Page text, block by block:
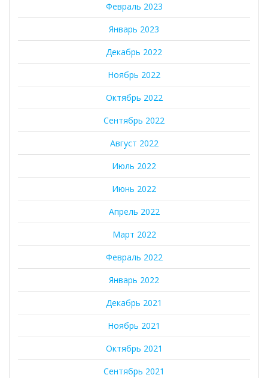
Февраль 2023
Январь 2023
Декабрь 2022
Ноябрь 2022
Октябрь 2022
Сентябрь 2022
Август 2022
Июль 2022
Июнь 2022
Апрель 2022
Март 2022
Февраль 2022
Январь 2022
Декабрь 2021
Ноябрь 2021
Октябрь 2021
Сентябрь 2021